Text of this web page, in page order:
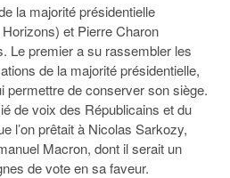
la majorité présidentielle
et Pierre Charon
Le premier a su rassembler les
de la majorité présidentielle,
permettre de conserver son siège.
de voix des Républicains et du
l’on prêtait à Nicolas Sarkozy,
Macron, dont il serait un
de vote en sa faveur.